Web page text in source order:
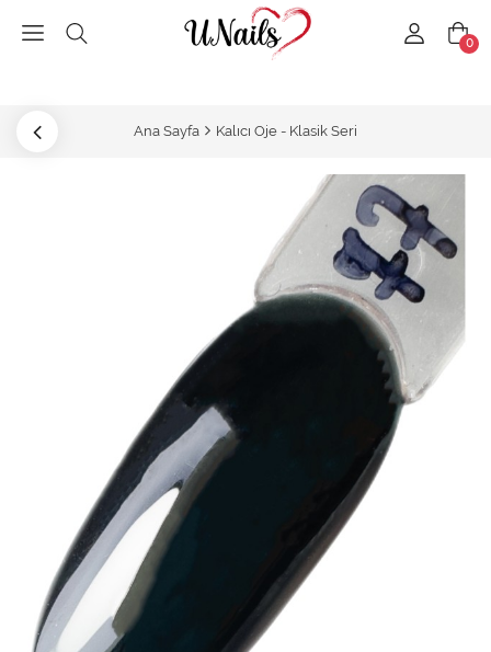
0
Ana Sayfa Kalıcı Oje - Klasik Seri